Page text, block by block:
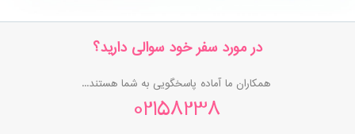
در مورد سفر خود سوالی دارید؟
همکاران ما آماده پاسخگویی به شما هستند...
02158238